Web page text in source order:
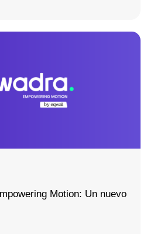
Motion: Un nuevo